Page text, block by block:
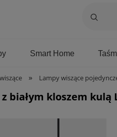
Smart Home
» Lampy wiszące
białym kloszem kulą